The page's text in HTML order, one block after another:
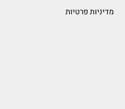
מדיניות פרטיות